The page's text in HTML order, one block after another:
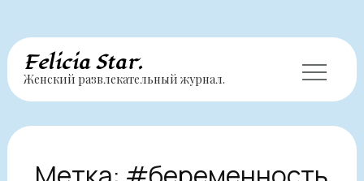
Перейти
содержимому
Felicia Star.
Женский развлекательный журнал.